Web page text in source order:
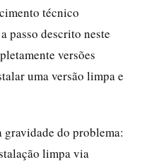
técnico
passo descrito neste
versões
uma versão limpa e
gravidade do problema:
limpa via